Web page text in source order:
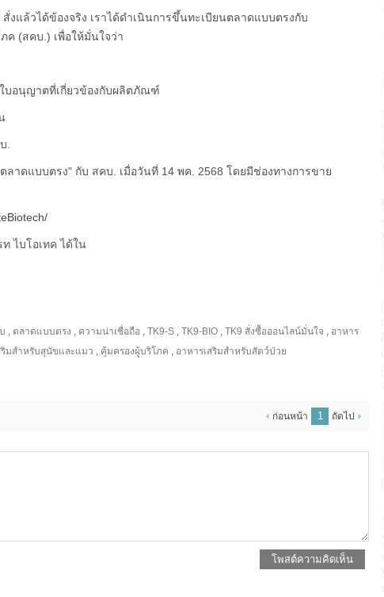
สั่งแล้วได้ข้องจริง เราได้ดำเนินการขึ้นทะเบียนตลาดแบบตรงกับ
ค (สคบ.) เพื่อให้มั่นใจว่า
บอนุญาตที่เกี่ยวข้องกับผลิตภัณฑ์
.
ลาดแบบตรง" กับ สคบ. เมื่อวันที่ 14 พค. 2568 โดยมีช่องทางการขาย
ไบโอเทค ได้ใน
, ตลาดแบบตรง , ความน่าเชื่อถือ ,TK9-S ,TK9-BIO ,TK9 สั่งซื้อออนไลน์มั่นใจ , อาหาร
ริมสำหรับสุนัขและแมว , คุ้มครองผู้บริโภค , อาหารเสริมสำหรับสัตว์ป่วย
ก่อนหน้า 1 ถัดไป
โพสต์ความคิดเห็น